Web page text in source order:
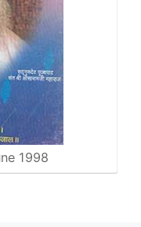
1998